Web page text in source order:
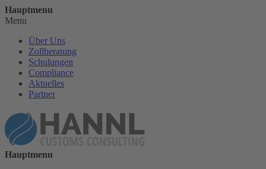
Hauptmenu
Menu
Über Uns
Zollberatung
Schulungen
Compliance
Aktuelles
Partner
Hauptmenu